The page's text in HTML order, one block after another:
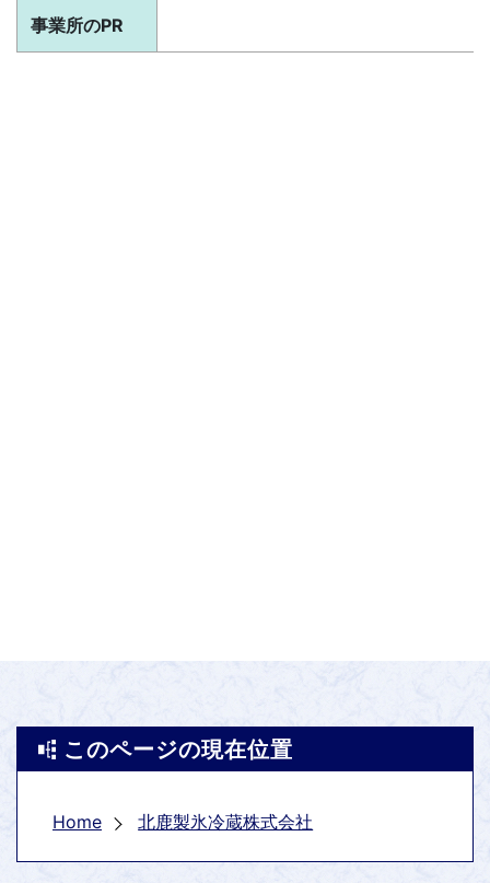
事業所のPR
このページの現在位置
Home 北鹿製氷冷蔵株式会社